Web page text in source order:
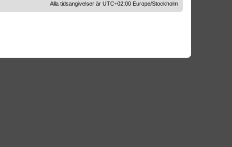
Alla tidsangivelser är UTC+02:00 Europe/Stockholm